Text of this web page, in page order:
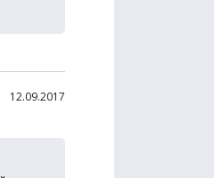
12.09.2017